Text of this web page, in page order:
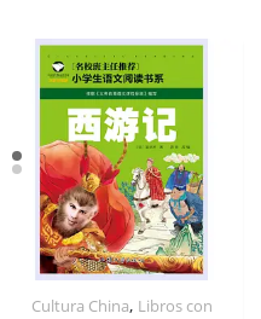
Cultura China, Libros con